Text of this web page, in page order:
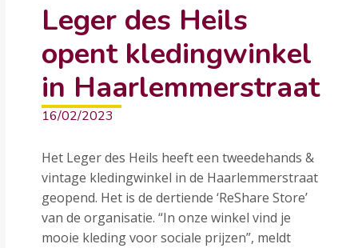
Leger des Heils
opent kledingwinkel
in Haarlemmerstraat
16/02/2023
Het Leger des Heils heeft een tweedehands &
vintage kledingwinkel in de Haarlemmerstraat
geopend. Het is de dertiende ‘ReShare Store’
van de organisatie. “In onze winkel vind je
mooie kleding voor sociale prijzen”, meldt